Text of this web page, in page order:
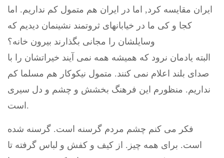
ایران مقایسه کرد, اما در ایران هم متمول کم نداریم. اما
کجا و کی ما در خیابانهای ثروتمند نشینمان دیدیم که
وسایلشان را مجانی بگذارند بیرون خانه؟
البته یادمان نرود که همیشه همه نمی آیند خیراتشان را با
صدای بلند اعلام نمی کنند. متمول نیکوکار هم مسلما کم
نداریم. منظورم این فرهنگ بخشش و چشم و دل سیری
است.
فکر می کنم چشم مردم گرسنه است. گرسنه شده
است. برای همه چیز. از کیف و کفش و لباس گرفته تا